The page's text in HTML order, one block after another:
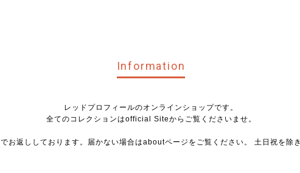
Information
レッドプロフィールのオンラインショップです。
全てのコレクションはofficial Siteからご覧くださいませ。
お返ししております。届かない場合はaboutページをご覧ください。 土日祝を除